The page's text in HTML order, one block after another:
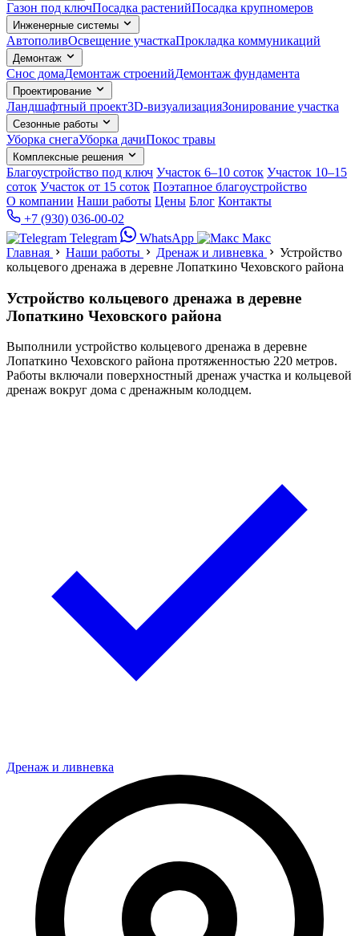
Газон под ключПосадка растенийПосадка крупномеров
Инженерные системы
АвтополивОсвещение участкаПрокладка коммуникаций
Демонтаж
Снос домаДемонтаж строенийДемонтаж фундамента
Проектирование
Ландшафтный проект3D-визуализацияЗонирование участка
Сезонные работы
Уборка снегаУборка дачиПокос травы
Комплексные решения
Благоустройство под ключ Участок 6–10 соток Участок 10–15
соток Участок от 15 соток Поэтапное благоустройство
О компании Наши работы Цены Блог Контакты
+7 (930) 036-00-02
Telegram
WhatsApp
Макс
Главная
Наши работы Дренаж и ливневка
Устройство
кольцевого дренажа в деревне Лопаткино Чеховского района
Устройство кольцевого дренажа в деревне
Лопаткино Чеховского района
Выполнили устройство кольцевого дренажа в деревне
Лопаткино Чеховского района протяженностью 220 метров.
Работы включали поверхностный дренаж участка и кольцевой
дренаж вокруг дома с дренажным колодцем.
Дренаж и ливневка